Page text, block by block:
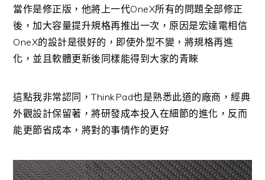
當作是修正版，他將上一代OneX所有的問題全部修正
後，加大容量提升規格再推出一次，原因是宏達電相信
OneX的設計是很好的，即使外型不變，將規格再進
化，並且軟體更新後同樣能得到大家的青睞
這點我非常認同，ThinkPad也是熟悉此道的廠商，經典
外觀設計保留著，將研發成本投入在細節的進化，反而
能更節省成本，將對的事情作的更好